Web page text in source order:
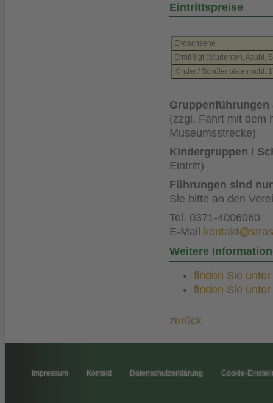
Eintrittspreise
Erwachsene
Ermäßigt (Studenten, Azubi,
Kinder / Schüler bis einschl.
Gruppenführungen
(zzgl. Fahrt mit dem
Museumsstrecke)
Kindergruppen /
Eintritt)
Führungen sind
Sie bitte an den
Tel. 0371-4006060
E-Mail
Weitere
finden Sie
finden Sie
zurück
Impressum Kontakt Datenschutzerklärung Cookie-